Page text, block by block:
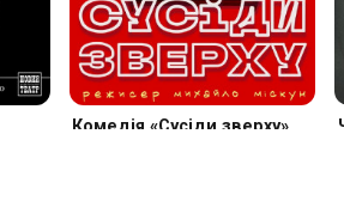
Київський …